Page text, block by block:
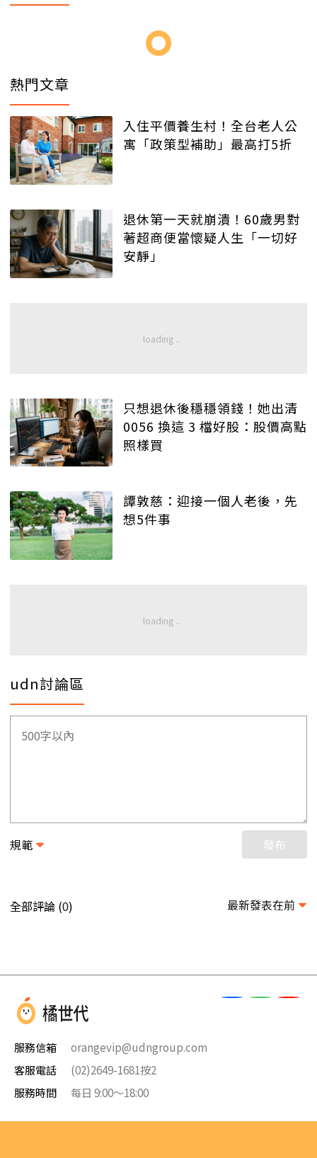
熱門文章
入住平價養生村！全台老人公
寓「政策型補助」最高打5折
退休第一天就崩潰！60歲男對
著超商便當懷疑人生「一切好
安靜」
只想退休後穩穩領錢！她出清
0056 換這 3 檔好股：股價高點
照樣買
譚敦慈：迎接一個人老後，先
想5件事
udn討論區
規範 發布
全部評論 (0) 最新發表在前
服務信箱
orangevip@udngroup.com
客服電話
(02)2649-1681按2
服務時間
每日 9:00～18:00